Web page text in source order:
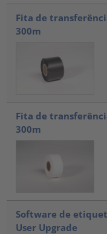
Fita de
300m
Fita de
300m
Software de
User Upgrade